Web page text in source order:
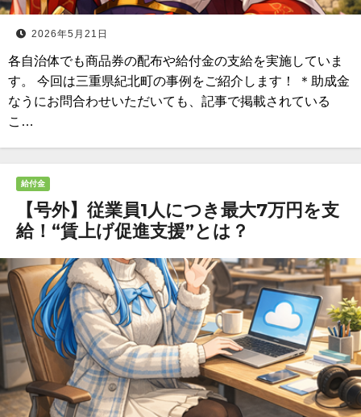
2026年5月21日
各自治体でも商品券の配布や給付金の支給を実施していま
す。 今回は三重県紀北町の事例をご紹介します！ ＊助成金
なうにお問合わせいただいても、記事で掲載されている
こ…
給付金
【号外】従業員1人につき最大7万円を支
給！“賃上げ促進支援”とは？